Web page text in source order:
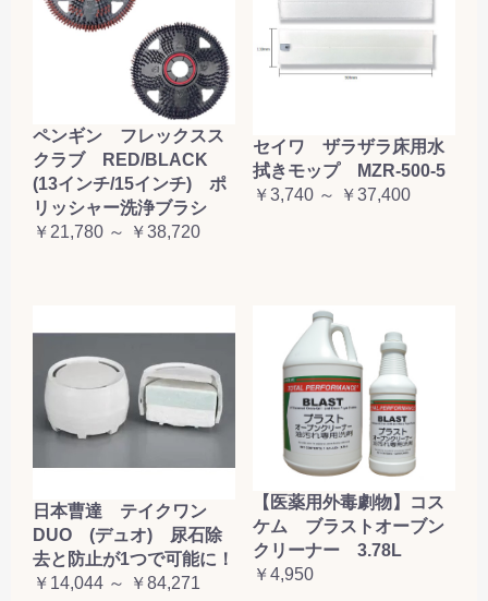
ペンギン フレックスス
クラブ RED/BLACK
(13インチ/15インチ) ポ
リッシャー洗浄ブラシ
￥21,780 ～ ￥38,720
セイワ ザラザラ床用水
拭きモップ MZR-500-5
￥3,740 ～ ￥37,400
日本曹達 テイクワン
DUO (デュオ) 尿石除
去と防止が1つで可能に！
￥14,044 ～ ￥84,271
【医薬用外毒劇物】コス
ケム ブラストオーブン
クリーナー 3.78L
￥4,950